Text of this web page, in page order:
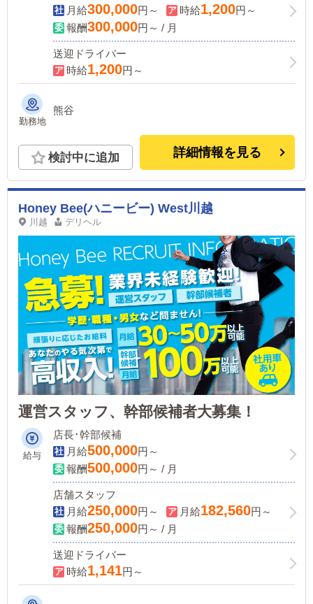
月給300,000円～ 時給1,200円～
報酬300,000円～ / 月
送迎ドライバー
時給1,200円～
勤務地
熊谷
検討中に追加 詳細情報を見る
Honey Bee(ハニービー) West川越
川越 デリヘル
運営スタッフ、幹部候補者大募集！
給与
店長･幹部候補
月給500,000円～
報酬500,000円～ / 月
店舗スタッフ
月給250,000円～ 月給182,560円～
報酬250,000円～ / 月
送迎ドライバー
時給1,141円～